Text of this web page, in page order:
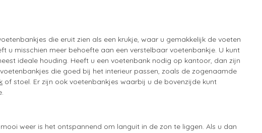
die eruit zien als een krukje, waar u gemakkelijk de voeten
u misschien meer behoefte aan een verstelbaar voetenbankje. U kunt
ideale houding. Heeft u een voetenbank nodig op kantoor, dan zijn
die goed bij het interieur passen, zoals de zogenaamde
of stoel. Er zijn ook voetenbankjes waarbij u de bovenzijde kunt
weer is het ontspannend om languit in de zon te liggen. Als u dan